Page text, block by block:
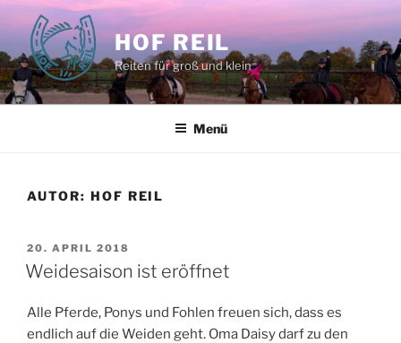
Zum
Inhalt
springen
HOF REIL
Reiten für groß und klein
Menü
AUTOR: HOF REIL
VERÖFFENTLICHT
AM
20. APRIL 2018
Weidesaison ist eröffnet
Alle Pferde, Ponys und Fohlen freuen sich, dass es
endlich auf die Weiden geht. Oma Daisy darf zu den